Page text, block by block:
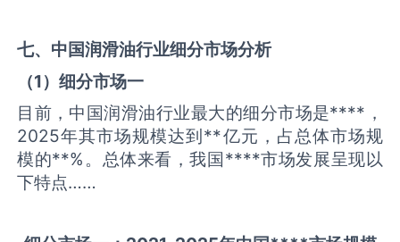
七、中国润滑油行业细分市场分析
（1）细分市场一
目前，中国润滑油行业最大的细分市场是****，
2025年其市场规模达到**亿元，占总体市场规
模的**%。总体来看，我国****市场发展呈现以
下特点……